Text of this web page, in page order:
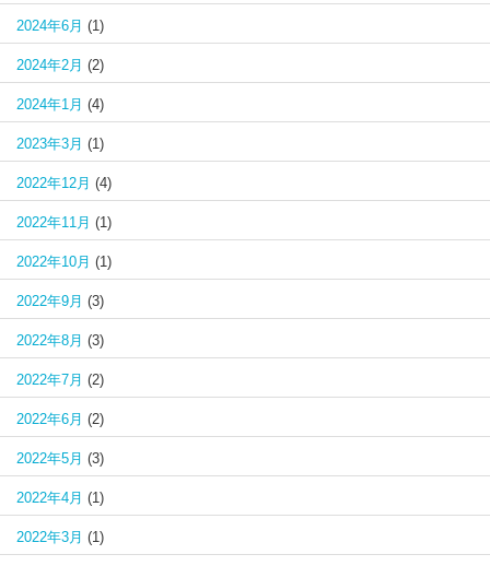
2024年6月 (1)
2024年2月 (2)
2024年1月 (4)
2023年3月 (1)
2022年12月 (4)
2022年11月 (1)
2022年10月 (1)
2022年9月 (3)
2022年8月 (3)
2022年7月 (2)
2022年6月 (2)
2022年5月 (3)
2022年4月 (1)
2022年3月 (1)